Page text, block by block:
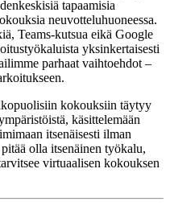
tapaamisia
neuvotteluhuoneessa.
Teams-kutsua eikä Google
yksinkertaisesti
parhaat vaihtoehdot –
kokouksiin täytyy
käsittelemään
itsenäisesti ilman
olla itsenäinen työkalu,
virtuaalisen kokouksen